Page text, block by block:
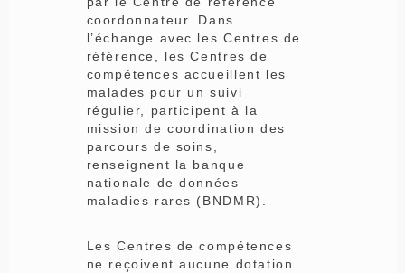
coordonnateur. Dans
l’échange avec les Centres de
référence, les Centres de
compétences accueillent les
malades pour un suivi
régulier, participent à la
mission de coordination des
parcours de soins,
renseignent la banque
nationale de données
maladies rares (BNDMR).
Les Centres de compétences
ne reçoivent aucune dotation